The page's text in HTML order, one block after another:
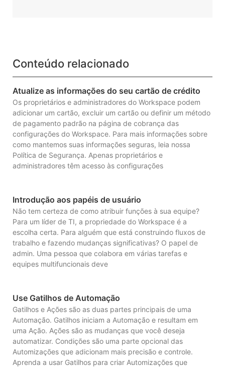
Conteúdo relacionado
Atualize as informações do seu cartão de crédito
Os proprietários e administradores do Workspace podem
adicionar um cartão, excluir um cartão ou definir um método
de pagamento padrão na página de cobrança das
configurações do Workspace. Para mais informações sobre
como mantemos suas informações seguras, leia nossa
Política de Segurança. Apenas proprietários e
administradores têm acesso às configurações
Introdução aos papéis de usuário
Não tem certeza de como atribuir funções à sua equipe?
Para um líder de TI, a propriedade do Workspace é a
escolha certa. Para alguém que está construindo fluxos de
trabalho e fazendo mudanças significativas? O papel de
admin. Uma pessoa que colabora em várias tarefas e
equipes multifuncionais deve
Use Gatilhos de Automação
Gatilhos e Ações são as duas partes principais de uma
Automação. Gatilhos iniciam a Automação e resultam em
uma Ação. Ações são as mudanças que você deseja
automatizar. Condições são uma parte opcional das
Automizações que adicionam mais precisão e controle.
Aprenda a usar Gatilhos para criar Automizações que